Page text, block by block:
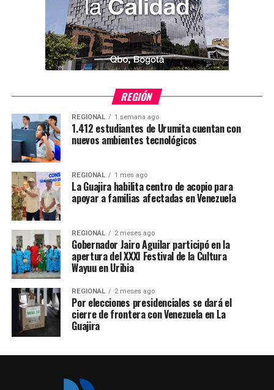
REGIÓN
REGIONAL 1 semana ago
1.412 estudiantes de Urumita cuentan con
nuevos ambientes tecnológicos
REGIONAL 1 mes ago
La Guajira habilita centro de acopio para
apoyar a familias afectadas en Venezuela
REGIONAL 2 meses ago
Gobernador Jairo Aguilar participó en la
apertura del XXXI Festival de la Cultura
Wayuu en Uribia
REGIONAL 2 meses ago
Por elecciones presidenciales se dará el
cierre de frontera con Venezuela en La
Guajira